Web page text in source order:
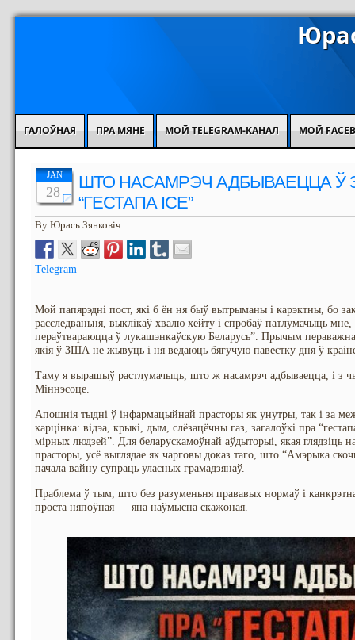
ГАЛОЎНАЯ ПРА МЯНЕ МОЙ TELEGRAM-КАНАЛ МОЙ
JAN
28
ШТО НАСАМРЭЧ АДБЫВАЕЦЦА Ў
“ГЕСТАПА ICE”
By Юрась Зянковіч
Telegram
Мой папярэдні пост, які б ён ня быў вытрыманы і карэктны, бо
расследваньня, выклікаў хвалю хейту і спробаў патлумачыць
пераўтвараюцца ў лукашэнкаўскую Беларусь”. Прычым
якія ў ЗША не жывуць і ня ведаюць бягучую павестку дня ў
Таму я вырашыў растлумачыць, што ж насамрэч адбываецца, і з
Міннэсоце.
Апошнія тыдні ў інфармацыйнай прасторы як унутры, так і за
карцінка: відэа, крыкі, дым, слёзацёчны газ, загалоўкі пра
мірных людзей”. Для беларускамоўнай аўдыторыі, якая глядзіць
прасторы, усё выглядае як чарговы доказ таго, што “Амэрыка
пачала вайну супраць уласных грамадзянаў.
Праблема ў тым, што без разуменьня прававых нормаў і
проста няпоўная — яна наўмысна скажоная.